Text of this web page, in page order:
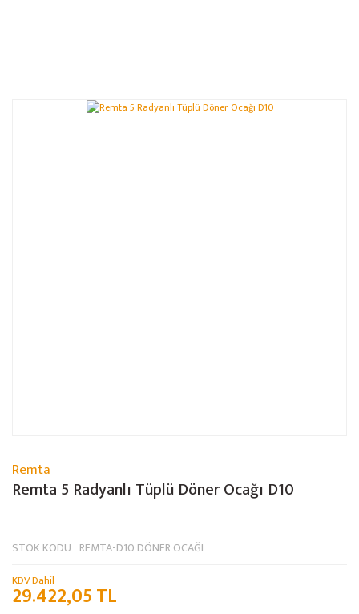
Remta
Remta 5 Radyanlı Tüplü Döner Ocağı D10
STOK KODU REMTA-D10 DÖNER OCAĞI
KDV Dahil
29.422,05 TL